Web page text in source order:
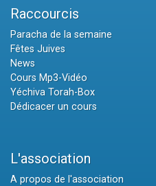
Raccourcis
Paracha de la semaine
Fêtes Juives
News
Cours Mp3-Vidéo
Yéchiva Torah-Box
Dédicacer un cours
L'association
A propos de l'association